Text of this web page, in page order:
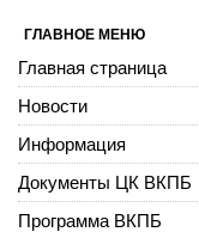
ГЛАВНОЕ МЕНЮ
Главная страница
Новости
Информация
Документы ЦК ВКПБ
Программа ВКПБ